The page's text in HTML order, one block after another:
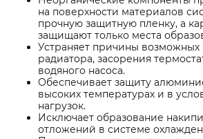
на поверхности материалов
прочную защитную пленку, а
защищают только места
Устраняет причины возможных
радиатора, засорения
водяного насоса.
Обеспечивает защиту
высоких температурах и в
нагрузок.
Исключает образование
отложений в системе